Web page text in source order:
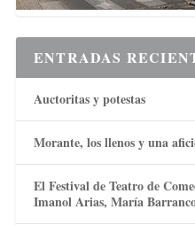
ENTRADAS
Auctoritas y potestas
Morante, los llenos y una
El Festival de Teatro de
Imanol Arias, María